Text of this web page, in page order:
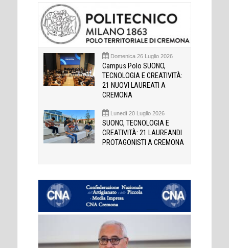
Domenica 26 Luglio 2026
Campus Polo SUONO,
TECNOLOGIA E CREATIVITÀ:
21 NUOVI LAUREATI A
CREMONA
Lunedì 20 Luglio 2026
SUONO, TECNOLOGIA E
CREATIVITÀ: 21 LAUREANDI
PROTAGONISTI A CREMONA